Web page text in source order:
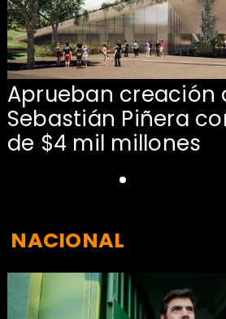
Aprueban creación
Sebastián Piñera
de $4 mil millones
NACIONAL